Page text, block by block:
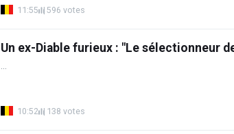
11:55 596 votes
Un ex-Diable furieux : "Le sélectionneur
10:52 138 votes